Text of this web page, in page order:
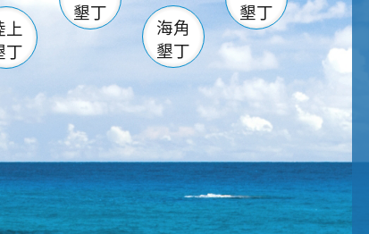
上
丁
墾丁
海角
墾丁
墾丁